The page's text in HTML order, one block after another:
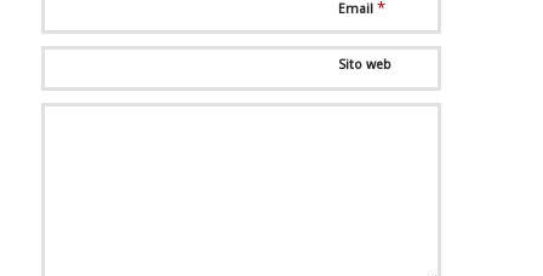
Email *
Sito web